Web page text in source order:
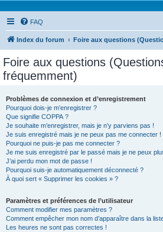
FAQ
Index du forum Foire aux questions
Foire aux questions
fréquemment)
Problèmes de connexion et d’enregistrement
Pourquoi dois-je m’enregistrer ?
Que signifie COPPA ?
Je souhaite m’enregistrer, mais je n’y parviens pas !
Je suis enregistré mais je ne peux pas me connecter !
Pourquoi ne puis-je pas me connecter ?
Je me suis enregistré par le passé mais je ne peux
J’ai perdu mon mot de passe !
Pourquoi suis-je automatiquement déconnecté ?
À quoi sert « Supprimer les cookies » ?
Paramètres et préférences de l’utilisateur
Comment modifier mes paramètres ?
Comment empêcher mon nom d’apparaître dans la
Les heures ne sont pas correctes !